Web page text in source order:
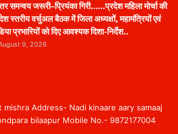
समन्वय जरूरी–प्रियंका गिरी……प्रदेश महिला मोर्चा की
स्तरीय वर्चुअल बैठक में जिला अध्यक्षों, महामंत्रियों एवं
प्रभारियों को दिए आवश्यक दिशा-निर्देश..
9, 2026
Address- Nadi kinaare aary samaaj
bilaapur Mobile No.- 9872177004